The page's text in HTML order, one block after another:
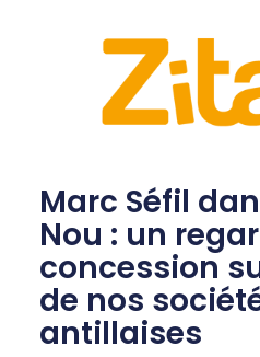
Marc Séfil
Nou : un
concession
de nos
antillaises